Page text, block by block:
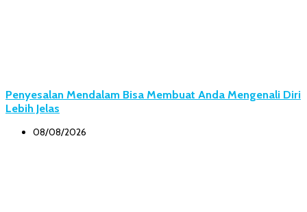
Penyesalan Mendalam Bisa Membuat Anda Mengenali Diri
Lebih Jelas
08/08/2026